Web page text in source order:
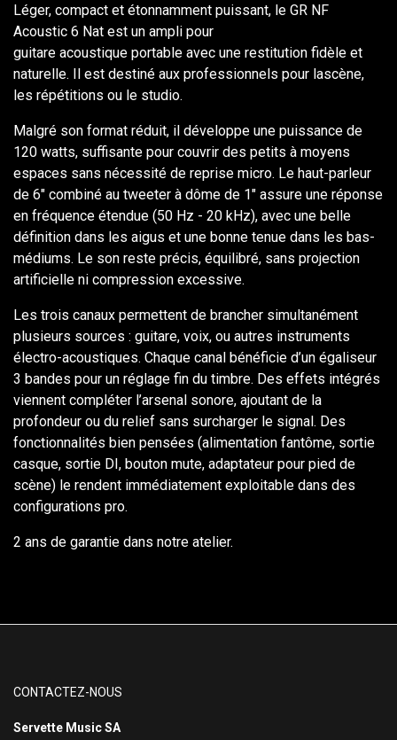
Léger, compact et étonnamment puissant, le GR NF
Acoustic 6 Nat est un ampli pour
guitare acoustique portable avec une restitution fidèle et
naturelle. Il est destiné aux professionnels pour lascène,
les répétitions ou le studio.
Malgré son format réduit, il développe une puissance de
120 watts, suffisante pour couvrir des petits à moyens
espaces sans nécessité de reprise micro. Le haut-parleur
de 6" combiné au tweeter à dôme de 1" assure une réponse
en fréquence étendue (50 Hz - 20 kHz), avec une belle
définition dans les aigus et une bonne tenue dans les bas-
médiums. Le son reste précis, équilibré, sans projection
artificielle ni compression excessive.
Les trois canaux permettent de brancher simultanément
plusieurs sources : guitare, voix, ou autres instruments
électro-acoustiques. Chaque canal bénéficie d’un égaliseur
3 bandes pour un réglage fin du timbre. Des effets intégrés
viennent compléter l’arsenal sonore, ajoutant de la
profondeur ou du relief sans surcharger le signal. Des
fonctionnalités bien pensées (alimentation fantôme, sortie
casque, sortie DI, bouton mute, adaptateur pour pied de
scène) le rendent immédiatement exploitable dans des
configurations pro.
2 ans de garantie dans notre atelier.
CONTACTEZ-NOUS
Servette Music SA